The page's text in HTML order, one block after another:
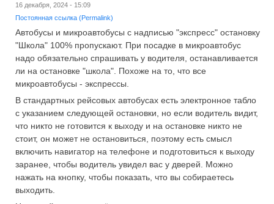
16 декабря, 2024 - 15:09
Постоянная ссылка (Permalink)
Автобусы и микроавтобусы с надписью "экспресс" остановку
"Школа" 100% пропускают. При посадке в микроавтобус
надо обязательно спрашивать у водителя, останавливается
ли на остановке "школа". Похоже на то, что все
микроавтобусы - экспрессы.
В стандартных рейсовых автобусах есть электронное табло
с указанием следующей остановки, но если водитель видит,
что никто не готовится к выходу и на остановке никто не
стоит, он может не остановиться, поэтому есть смысл
включить навигатор на телефоне и подготовиться к выходу
заранее, чтобы водитель увидел вас у дверей. Можно
нажать на кнопку, чтобы показать, что вы собираетесь
выходить.